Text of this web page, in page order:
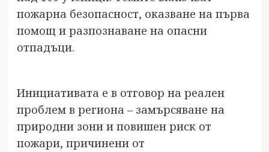
пожарна безопасност, оказване на първа
помощ и разпознаване на опасни
отпадъци.
Инициативата е в отговор на реален
проблем в региона – замърсяване на
природни зони и повишен риск от
пожари, причинени от